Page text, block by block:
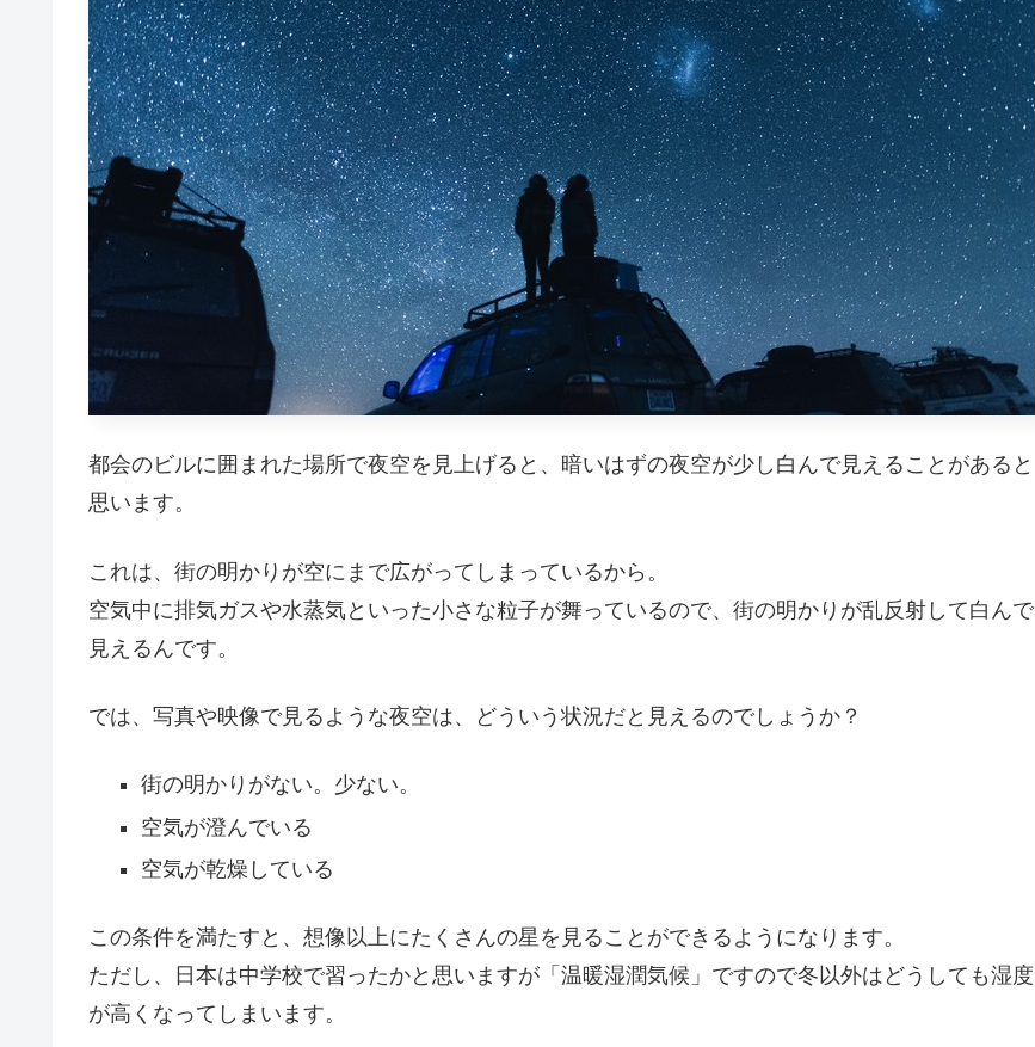
都会のビルに囲まれた場所で夜空を見上げると、暗いはずの夜空が少し白んで見えることがあると
思います。
これは、街の明かりが空にまで広がってしまっているから。
空気中に排気ガスや水蒸気といった小さな粒子が舞っているので、街の明かりが乱反射して白んで
見えるんです。
では、写真や映像で見るような夜空は、どういう状況だと見えるのでしょうか？
街の明かりがない。少ない。
空気が澄んでいる
空気が乾燥している
この条件を満たすと、想像以上にたくさんの星を見ることができるようになります。
ただし、日本は中学校で習ったかと思いますが「温暖湿潤気候」ですので冬以外はどうしても湿度
が高くなってしまいます。